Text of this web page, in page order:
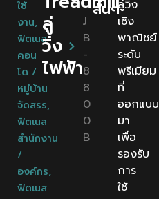
ใช้
งาน,
ฟิตเนส
คอน
โด /
หมู่บ้าน
จัดสรร,
ฟิตเนส
สำนักงาน
/
องค์กร,
ฟิตเนส
ลู่
วิ่ง
ไฟฟ้า
:
J
B
-
8
8
0
0
B
สั้นๆลู่วิ่ง
เชิง
พาณิชย์
ระดับ
พรีเมียม
ที่
ออกแบบ
มา
เพื่อ
รองรับ
การ
ใช้